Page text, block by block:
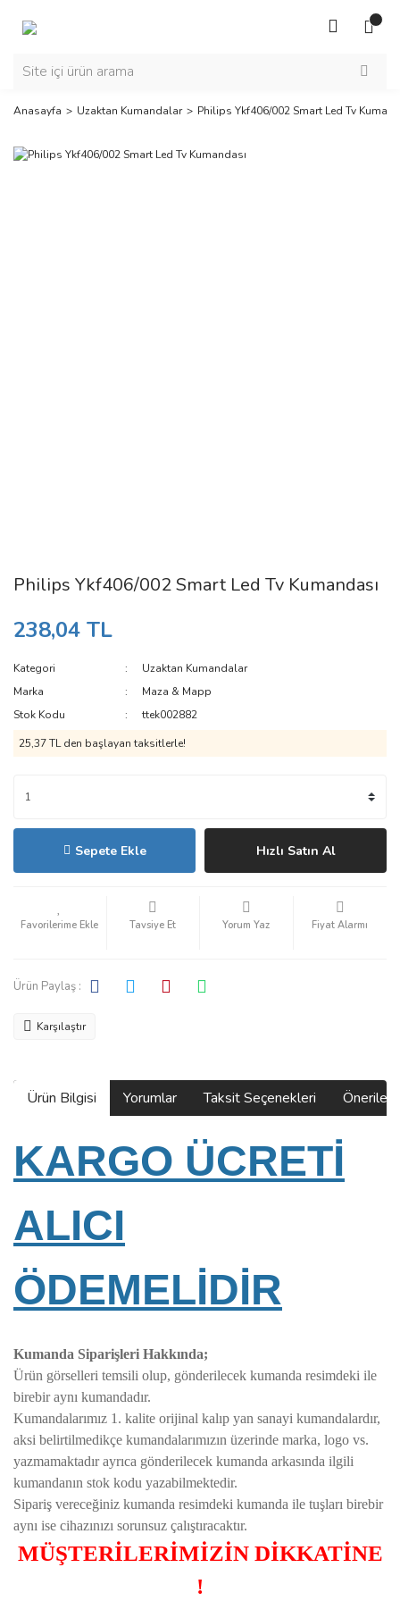
Anasayfa Uzaktan Kumandalar Philips Ykf406/002 Smart Led Tv
Philips Ykf406/002 Smart Led Tv Kumandası
238,04 TL
Kategori
Uzaktan Kumandalar
Marka
Maza & Mapp
Stok Kodu
ttek002882
25,37 TL den başlayan taksitlerle!
Sepete Ekle Hızlı Satın Al
Tavsiye Et Yorum Yaz Fiyat Alarmı
Ürün Paylaş :
Karşılaştır
Ürün Bilgisi Yorumlar Taksit Seçenekleri
KARGO ÜCRETİ
ALICI
ÖDEMELİDİR
Kumanda Siparişleri Hakkında;
Ürün görselleri temsili olup, gönderilecek kumanda resimdeki ile
birebir aynı kumandadır.
Kumandalarımız 1. kalite orijinal kalıp yan sanayi kumandalardır,
aksi belirtilmedikçe kumandalarımızın üzerinde marka, logo vs.
yazmamaktadır ayrıca gönderilecek kumanda arkasında ilgili
kumandanın stok kodu yazabilmektedir.
Sipariş vereceğiniz kumanda resimdeki kumanda ile tuşları birebir
aynı ise cihazınızı sorunsuz çalıştıracaktır.
MÜŞTERİLERİMİZİN DİKKATİNE
!